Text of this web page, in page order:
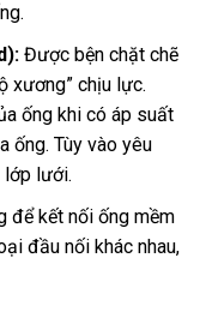
Được bện chặt chẽ
xương” chịu lực.
ống khi có áp suất
ống. Tùy vào yêu
lớp lưới.
để kết nối ống mềm
đầu nối khác nhau,